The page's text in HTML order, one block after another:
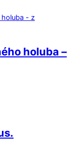
holuba –